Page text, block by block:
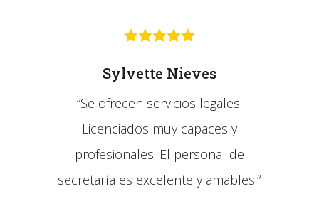
Sylvette Nieves
“Se ofrecen servicios legales.
Licenciados muy capaces y
profesionales. El personal de
secretaría es excelente y amables!“